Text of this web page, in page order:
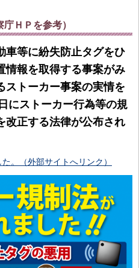
ＨＰを参考）
車等に紛失防止タグをひ
情報を取得する事案がみ
ストーカー事案の実情を
にストーカー行為等の規
改正する法律が公布され
。（外部サイトへリンク）